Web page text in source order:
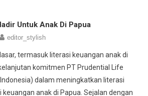
Untuk Anak Di Papua
editor_stylish
termasuk literasi keuangan anak di
komitmen PT Prudential Life
dalam meningkatkan literasi
anak di Papua. Sejalan dengan